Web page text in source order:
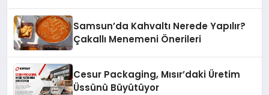
Samsun’da Kahvaltı Nerede Yapılır?
Çakallı Menemeni Önerileri
Cesur Packaging, Mısır’daki Üretim
Üssünü Büyütüyor